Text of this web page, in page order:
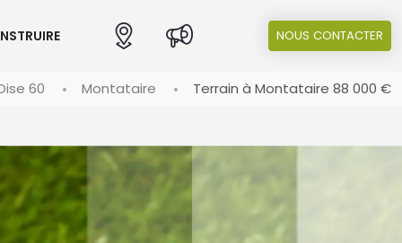
NOUS CONTACTER
60 Montataire Terrain à Montataire 88 000 €